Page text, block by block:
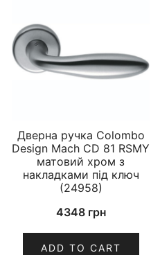
Дверна ручка Colombo
Design Mach CD 81 RSMY
матовий хром з
накладками під ключ
(24958)
4348 грн
ADD TO CART